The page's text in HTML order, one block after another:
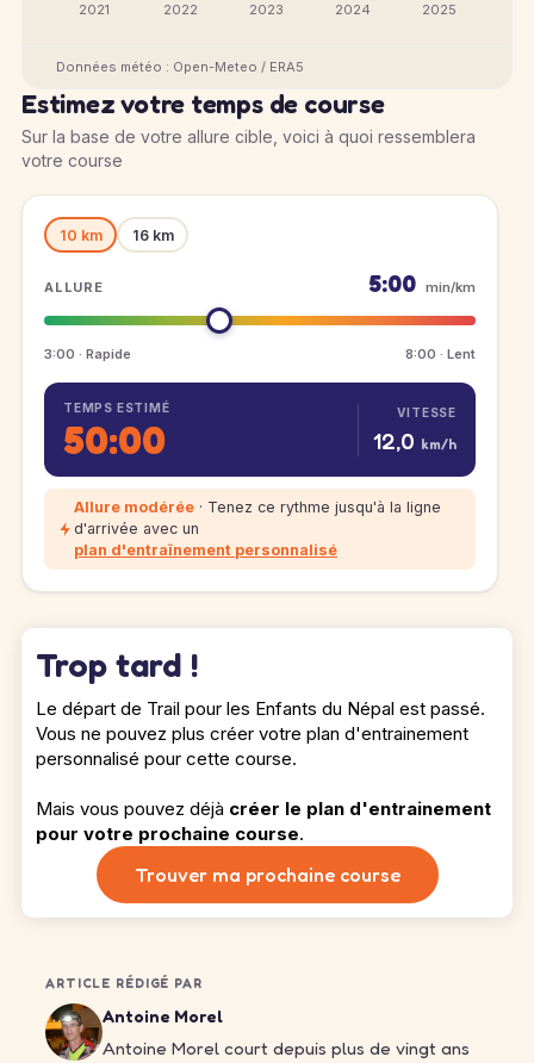
2021 2022 2023 2024 2025
Données météo : Open-Meteo / ERA5
Estimez votre temps de course
Sur la base de votre allure cible, voici à quoi ressemblera
votre course
10 km 16 km
ALLURE 5:00 min/km
3:00 · Rapide 8:00 · Lent
TEMPS ESTIMÉ
50:00
VITESSE
12,0 km/h
Allure modérée · Tenez ce rythme jusqu'à la ligne
d'arrivée avec un
plan d'entraînement personnalisé
Trop tard !
Le départ de Trail pour les Enfants du Népal est passé.
Vous ne pouvez plus créer votre plan d'entrainement
personnalisé pour cette course.
Mais vous pouvez déjà créer le plan d'entrainement
pour votre prochaine course.
Trouver ma prochaine course
ARTICLE RÉDIGÉ PAR
Antoine Morel
Antoine Morel court depuis plus de vingt ans